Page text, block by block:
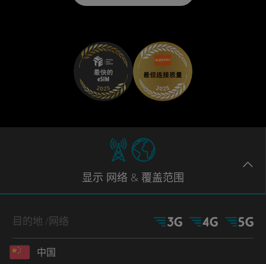
显示 网络 & 覆盖范围
目的地 /网络
中国